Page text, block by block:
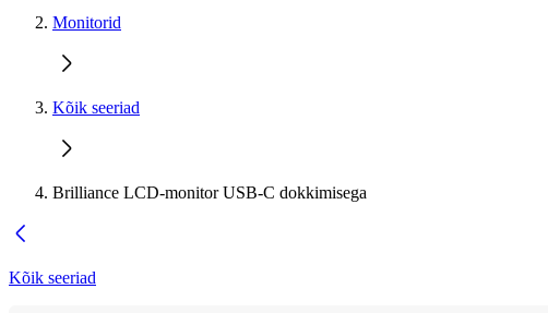
Monitorid
Kõik seeriad
Brilliance LCD-monitor USB-C dokkimisega
Kõik seeriad